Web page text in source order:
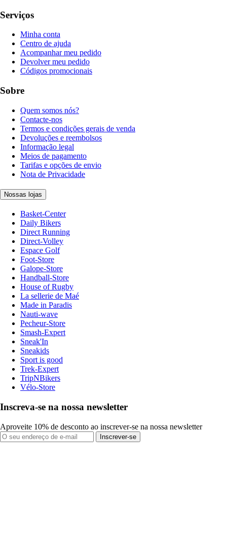
Serviços
Minha conta
Centro de ajuda
Acompanhar meu pedido
Devolver meu pedido
Códigos promocionais
Sobre
Quem somos nós?
Contacte-nos
Termos e condições gerais de venda
Devoluções e reembolsos
Informação legal
Meios de pagamento
Tarifas e opções de envio
Nota de Privacidade
Nossas lojas
Basket-Center
Daily Bikers
Direct Running
Direct-Volley
Espace Golf
Foot-Store
Galope-Store
Handball-Store
House of Rugby
La sellerie de Maé
Made in Paradis
Nauti-wave
Pecheur-Store
Smash-Expert
Sneak'In
Sneakids
Sport is good
Trek-Expert
TripNBikers
Vélo-Store
Inscreva-se na nossa newsletter
Aproveite 10% de desconto ao inscrever-se na nossa newsletter
Inscrever-se